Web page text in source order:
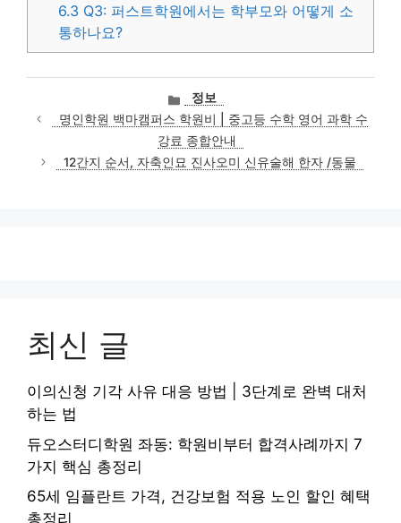
6.3 Q3: 퍼스트학원에서는 학부모와 어떻게 소
통하나요?
카
테
고
리
정보
명인학원 백마캠퍼스 학원비 | 중고등 수학 영어 과학 수
강료 종합안내
12간지 순서, 자축인묘 진사오미 신유술해 한자 /동물
최신 글
이의신청 기각 사유 대응 방법 | 3단계로 완벽 대처
하는 법
듀오스터디학원 좌동: 학원비부터 합격사례까지 7
가지 핵심 총정리
65세 임플란트 가격, 건강보험 적용 노인 할인 혜택
총정리